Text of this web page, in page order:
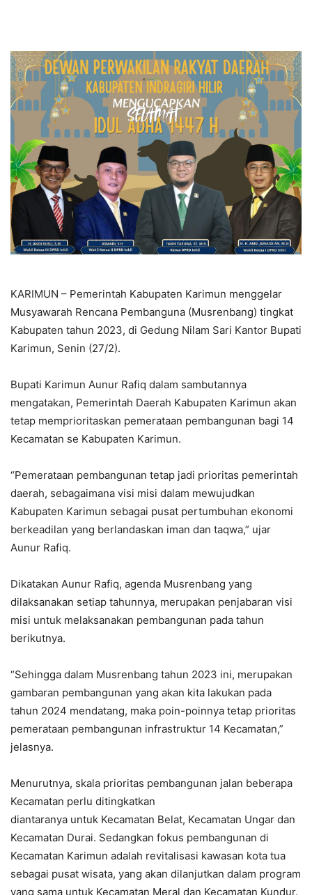
KARIMUN – Pemerintah Kabupaten Karimun menggelar
Musyawarah Rencana Pembanguna (Musrenbang) tingkat
Kabupaten tahun 2023, di Gedung Nilam Sari Kantor Bupati
Karimun, Senin (27/2).
Bupati Karimun Aunur Rafiq dalam sambutannya
mengatakan, Pemerintah Daerah Kabupaten Karimun akan
tetap memprioritaskan pemerataan pembangunan bagi 14
Kecamatan se Kabupaten Karimun.
“Pemerataan pembangunan tetap jadi prioritas pemerintah
daerah, sebagaimana visi misi dalam mewujudkan
Kabupaten Karimun sebagai pusat pertumbuhan ekonomi
berkeadilan yang berlandaskan iman dan taqwa,” ujar
Aunur Rafiq.
Dikatakan Aunur Rafiq, agenda Musrenbang yang
dilaksanakan setiap tahunnya, merupakan penjabaran visi
misi untuk melaksanakan pembangunan pada tahun
berikutnya.
“Sehingga dalam Musrenbang tahun 2023 ini, merupakan
gambaran pembangunan yang akan kita lakukan pada
tahun 2024 mendatang, maka poin-poinnya tetap prioritas
pemerataan pembangunan infrastruktur 14 Kecamatan,”
jelasnya.
Menurutnya, skala prioritas pembangunan jalan beberapa
Kecamatan perlu ditingkatkan
diantaranya untuk Kecamatan Belat, Kecamatan Ungar dan
Kecamatan Durai. Sedangkan fokus pembangunan di
Kecamatan Karimun adalah revitalisasi kawasan kota tua
sebagai pusat wisata, yang akan dilanjutkan dalam program
yang sama untuk Kecamatan Meral dan Kecamatan Kundur.